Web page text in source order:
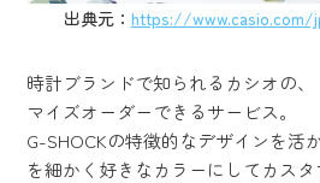
出典元： https://
時計ブランドで知られるカシオの、
マイズオーダーできるサービス。
G-SHOCKの特徴的なデザインを活
を細かく好きなカラーにしてカス